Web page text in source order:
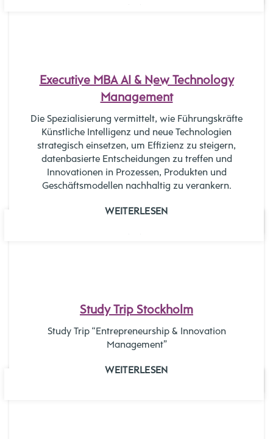
Executive MBA AI & New Technology
Management
Die Spezialisierung vermittelt, wie Führungskräfte
Künstliche Intelligenz und neue Technologien
strategisch einsetzen, um Effizienz zu steigern,
datenbasierte Entscheidungen zu treffen und
Innovationen in Prozessen, Produkten und
Geschäftsmodellen nachhaltig zu verankern.
WEITERLESEN
Study Trip Stockholm
Study Trip “Entrepreneurship & Innovation
Management”
WEITERLESEN